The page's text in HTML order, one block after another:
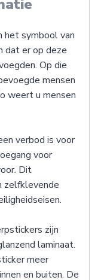
het symbool van
dat er op deze
Op die
mensen
weert u mensen
verbod is voor
voor
Dit
zelfklevende
zijn
laminaat.
meer
en buiten. De